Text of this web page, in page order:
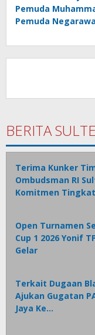
Pemuda
Pemuda
BERITA
Terima Kunker
Ombudsman RI
Komitmen
Open Turnamen
Cup 1 2026 Yonif
Gelar
Terkait Dugaan
Ajukan Gugatan
Jaya Ke…